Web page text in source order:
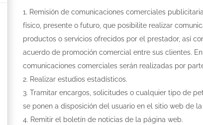
1. Remisión de comunicaciones comerciales
físico, presente o futuro, que posibilite realizar
productos o servicios ofrecidos por el prestador, así
acuerdo de promoción comercial entre sus clientes.
comunicaciones comerciales serán realizadas por
2. Realizar estudios estadísticos.
3. Tramitar encargos, solicitudes o cualquier tipo de
se ponen a disposición del usuario en el sitio web de
4. Remitir el boletín de noticias de la página web.